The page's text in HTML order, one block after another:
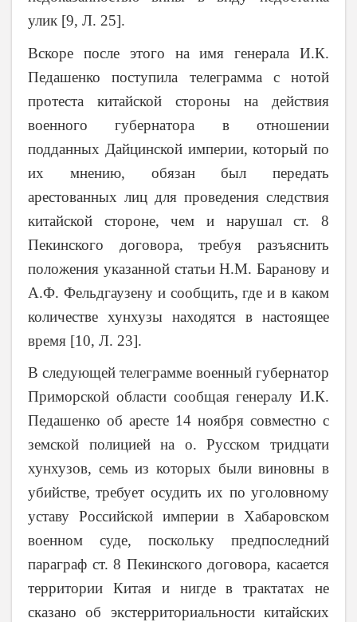
улик [9, Л. 25].
Вскоре после этого на имя генерала И.К.
Педашенко поступила телеграмма с нотой
протеста китайской стороны на действия
военного губернатора в отношении
подданных Дайцинской империи, который по
их мнению, обязан был передать
арестованных лиц для проведения следствия
китайской стороне, чем и нарушал ст. 8
Пекинского договора, требуя разъяснить
положения указанной статьи Н.М. Баранову и
А.Ф. Фельдгаузену и сообщить, где и в каком
количестве хунхузы находятся в настоящее
время [10, Л. 23].
В следующей телеграмме военный губернатор
Приморской области сообщая генералу И.К.
Педашенко об аресте 14 ноября совместно с
земской полицией на о. Русском тридцати
хунхузов, семь из которых были виновны в
убийстве, требует осудить их по уголовному
уставу Российской империи в Хабаровском
военном суде, поскольку предпоследний
параграф ст. 8 Пекинского договора, касается
территории Китая и нигде в трактатах не
сказано об экстерриториальности китайских